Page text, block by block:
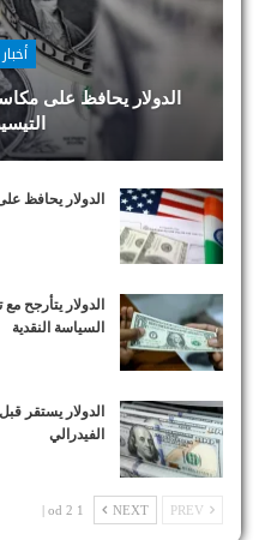
الدولار يحافظ على
الدولار يحافظ
الدولار يتأرجح
السياسة النقدية
الدولار يستقر
الفيدرالي
NEXT
1 od 2 |